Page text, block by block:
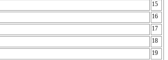
15
16
17
18
19